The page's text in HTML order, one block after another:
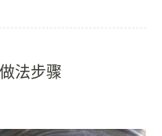
法步骤